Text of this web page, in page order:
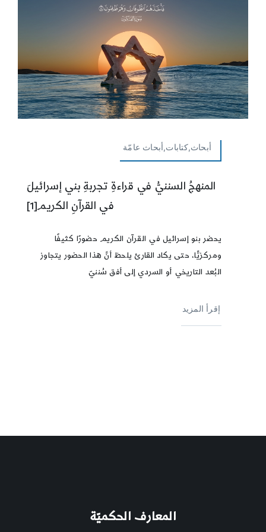
أبحاث,كتابات,أبحاث عامّة
المنهجُ السننيُّ في قراءةِ تجربةِ بني إسرائيلَ
في القرآنِ الكريم[1]
يحضر بنو إسرائيل في القرآن الكريم حضورًا كثيفًا
ومركزيًّا، حتى يكاد القارئ يلحظ أنَّ هذا الحضور يتجاوز
البُعد التاريخي أو السردي إلى أفق سُننيّ
إقرأ المزيد
المعارف الحكميّة